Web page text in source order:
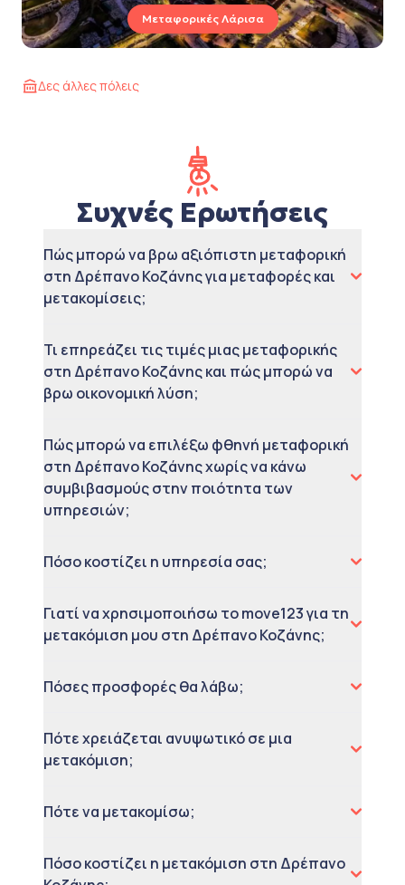
Μεταφορικές Λάρισα
Δες άλλες πόλεις
Συχνές Ερωτήσεις
Πώς μπορώ να βρω αξιόπιστη μεταφορική
στη Δρέπανο Κοζάνης για μεταφορές και
μετακομίσεις;
Τι επηρεάζει τις τιμές μιας μεταφορικής
στη Δρέπανο Κοζάνης και πώς μπορώ να
βρω οικονομική λύση;
Πώς μπορώ να επιλέξω φθηνή μεταφορική
στη Δρέπανο Κοζάνης χωρίς να κάνω
συμβιβασμούς στην ποιότητα των
υπηρεσιών;
Πόσο κοστίζει η υπηρεσία σας;
Γιατί να χρησιμοποιήσω το move123 για τη
μετακόμιση μου στη Δρέπανο Κοζάνης;
Πόσες προσφορές θα λάβω;
Πότε χρειάζεται ανυψωτικό σε μια
μετακόμιση;
Πότε να μετακομίσω;
Πόσο κοστίζει η μετακόμιση στη Δρέπανο